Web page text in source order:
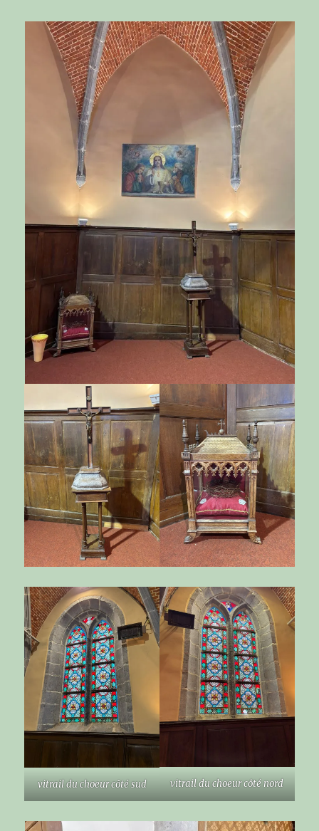
vitrail du choeur côté sud vitrail du choeur côté nord